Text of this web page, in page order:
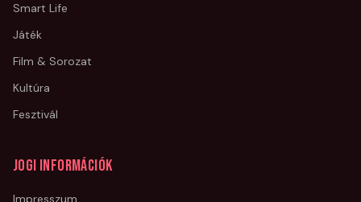
Smart Life
Játék
Film & Sorozat
Kultúra
Fesztivál
Jogi információk
Impresszum